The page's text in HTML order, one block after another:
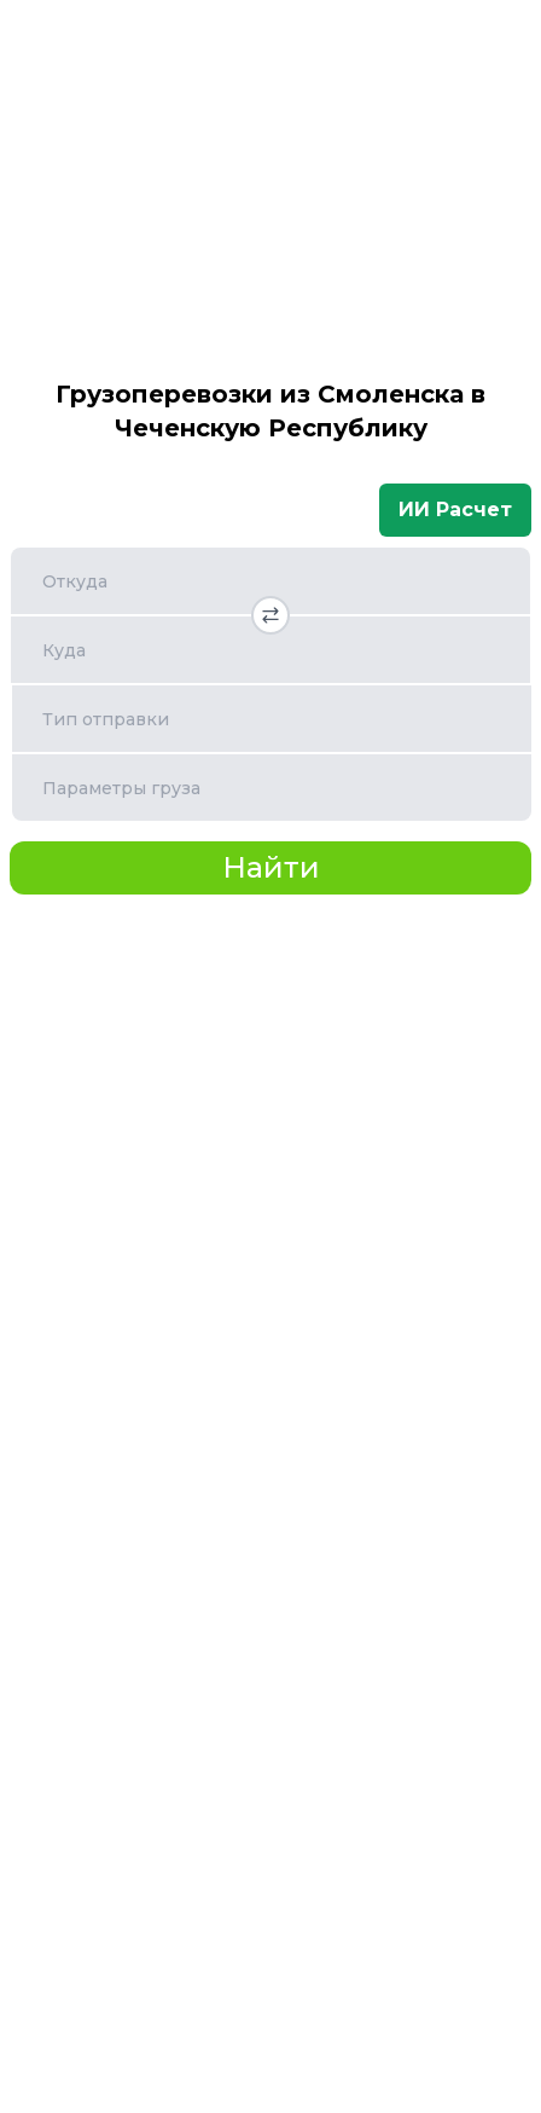
Грузоперевозки из Смоленска в
Чеченскую Республику
ИИ Расчет
Откуда
Куда
Тип отправки
Параметры груза
Найти